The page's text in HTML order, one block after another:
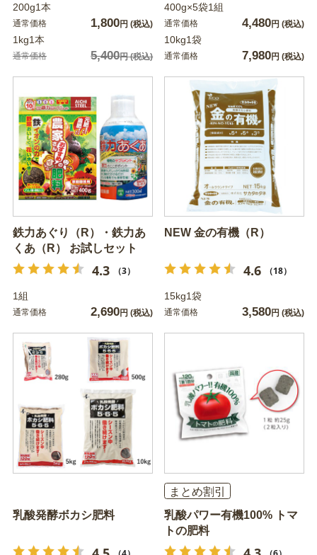
200g1本
通常価格 1,800円 (税込)
1kg1本
通常価格 5,400円(税込)
400g×5袋1組
通常価格 4,480円 (税込)
10kg1袋
通常価格 7,980円 (税込)
鉄力あぐり（R）・鉄力あ
くあ（R） お試しセット
4.3 （3）
1組
通常価格 2,690円 (税込)
NEW 金の有機（R）
4.6 （18）
15kg1袋
通常価格 3,580円 (税込)
乳酸発酵ボカシ肥料
まとめ割引
乳酸パワー有機100% トマ
トの肥料